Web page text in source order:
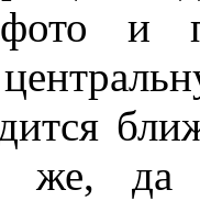
и
же, да